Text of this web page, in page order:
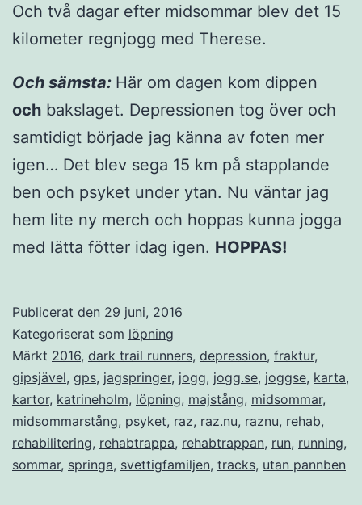
Och två dagar efter midsommar blev det 15
kilometer regnjogg med Therese.
Och sämsta: Här om dagen kom dippen
och bakslaget. Depressionen tog över och
samtidigt började jag känna av foten mer
igen… Det blev sega 15 km på stapplande
ben och psyket under ytan. Nu väntar jag
hem lite ny merch och hoppas kunna jogga
med lätta fötter idag igen. HOPPAS!
Publicerat den 29 juni, 2016
Kategoriserat som löpning
Märkt 2016, dark trail runners, depression, fraktur,
gipsjävel, gps, jagspringer, jogg, jogg.se, joggse, karta,
kartor, katrineholm, löpning, majstång, midsommar,
midsommarstång, psyket, raz, raz.nu, raznu, rehab,
rehabilitering, rehabtrappa, rehabtrappan, run, running,
sommar, springa, svettigfamiljen, tracks, utan pannben